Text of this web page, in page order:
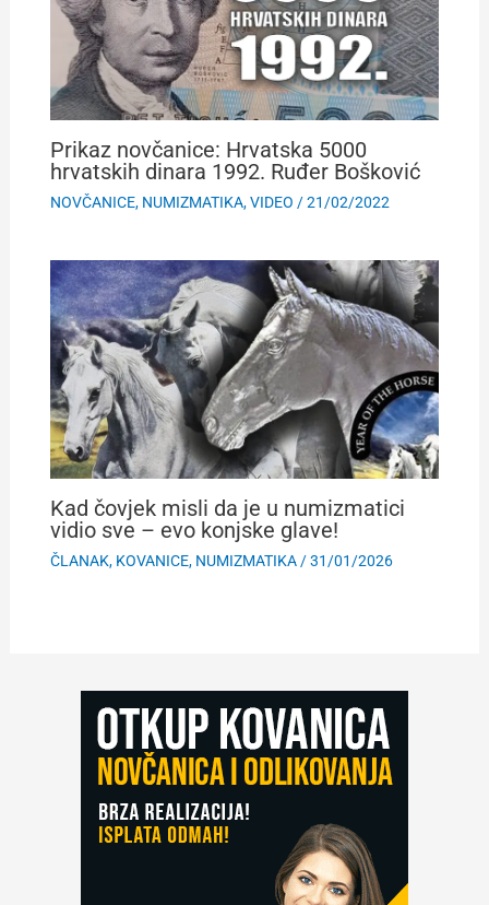
Prikaz novčanice: Hrvatska 5000
hrvatskih dinara 1992. Ruđer Bošković
NOVČANICE, NUMIZMATIKA,VIDEO /21/02/2022
Kad čovjek misli da je u numizmatici
vidio sve – evo konjske glave!
ČLANAK, KOVANICE, NUMIZMATIKA/31/01/2026